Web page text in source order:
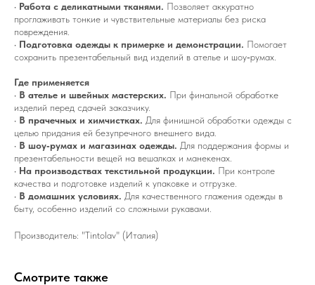
• Работа с деликатными тканями. Позволяет аккуратно
проглаживать тонкие и чувствительные материалы без риска
повреждения.
• Подготовка одежды к примерке и демонстрации. Помогает
сохранить презентабельный вид изделий в ателье и шоу‑румах.
Где применяется
• В ателье и швейных мастерских. При финальной обработке
изделий перед сдачей заказчику.
• В прачечных и химчистках. Для финишной обработки одежды с
целью придания ей безупречного внешнего вида.
• В шоу‑румах и магазинах одежды. Для поддержания формы и
презентабельности вещей на вешалках и манекенах.
• На производствах текстильной продукции. При контроле
качества и подготовке изделий к упаковке и отгрузке.
• В домашних условиях. Для качественного глажения одежды в
быту, особенно изделий со сложными рукавами.
Производитель: "Tintolav" (Италия)
Смотрите также